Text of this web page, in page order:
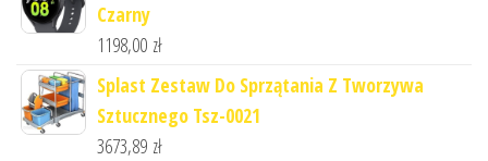
Czarny
1198,00 zł
Splast Zestaw Do Sprzątania Z Tworzywa
Sztucznego Tsz-0021
3673,89 zł